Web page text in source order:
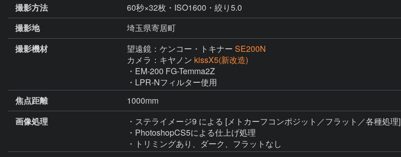
撮影方法
60秒×32枚・ISO1600・絞り5.0
撮影地
埼玉県寄居町
撮影機材
望遠鏡：ケンコー・トキナー SE200N
カメラ：キヤノン kissX5(新改造)
・EM-200 FG-Temma2Z
・LPR-Nフィルター使用
焦点距離
1000mm
画像処理
・ステライメージ9 による [メトカーフコンポジット／フラット／各種処理]
・PhotoshopCS5による仕上げ処理
・トリミングあり、ダーク、フラットなし